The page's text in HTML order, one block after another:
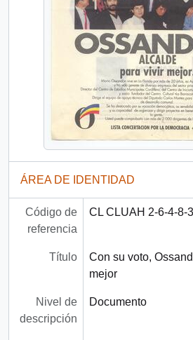
ÁREA DE IDENTIDAD
Código de
referencia
CL CLUAH 2-6-4-8-3
Título
Con su voto,
mejor
Nivel de
descripción
Documento